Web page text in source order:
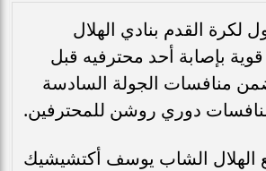
لكرة القدم بنادي الهلال
بإصابة أحد محترفيه قبل
منافسات الجولة السادسة
دوري روشن للمحترفين.
الهلال الشاب يوسف أكتشيشيك